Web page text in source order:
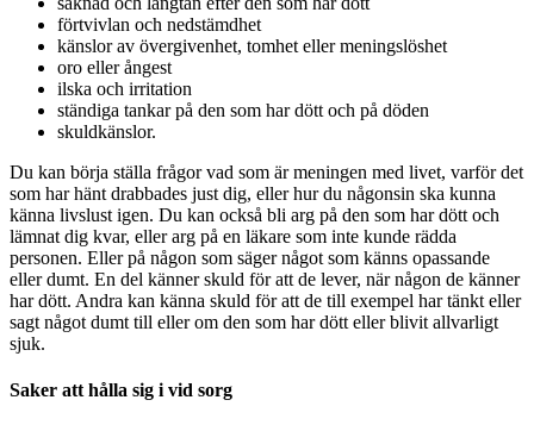
förtvivlan och nedstämdhet
känslor av övergivenhet, tomhet eller meningslöshet
oro eller ångest
ilska och irritation
ständiga tankar på den som har dött och på döden
skuldkänslor.
Du kan börja ställa frågor vad som är meningen med livet, varför det
som har hänt drabbades just dig, eller hur du någonsin ska kunna
känna livslust igen. Du kan också bli arg på den som har dött och
lämnat dig kvar, eller arg på en läkare som inte kunde rädda
personen. Eller på någon som säger något som känns opassande
eller dumt. En del känner skuld för att de lever, när någon de känner
har dött. Andra kan känna skuld för att de till exempel har tänkt eller
sagt något dumt till eller om den som har dött eller blivit allvarligt
sjuk.
Saker att hålla sig i vid sorg